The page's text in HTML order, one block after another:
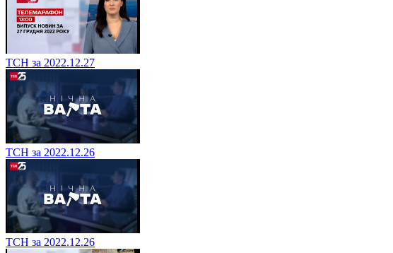
ТСН за 2022.12.27
ТСН за 2022.12.26
ТСН за 2022.12.26